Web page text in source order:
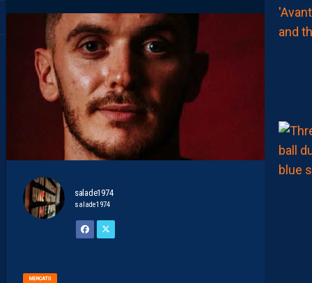
salade1974
salade1974
MERCATO